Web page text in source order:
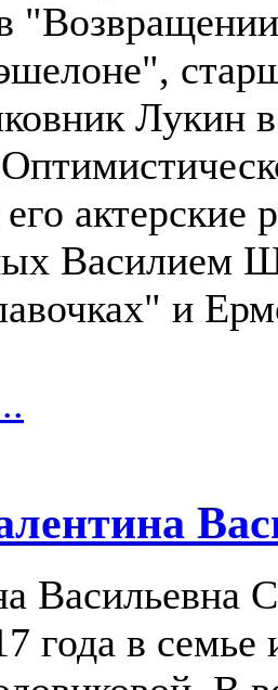
Лукин
актерские
Василием
и
Васильевна
года в